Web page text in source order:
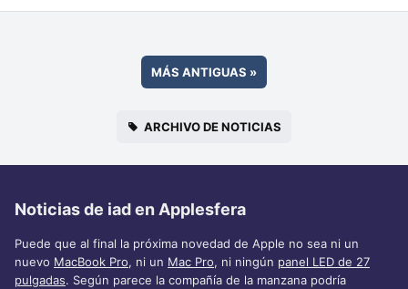
MÁS ANTIGUAS »
ARCHIVO DE NOTICIAS
Noticias de iad en Applesfera
Puede que al final la próxima novedad de Apple no sea ni un
nuevo MacBook Pro, ni un Mac Pro, ni ningún panel LED de 27
pulgadas. Según parece la compañía de la manzana podría